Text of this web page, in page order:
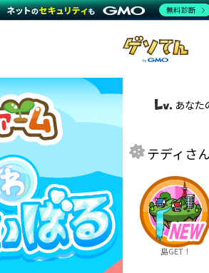
あなた
テディさ
島GET！
無料診断